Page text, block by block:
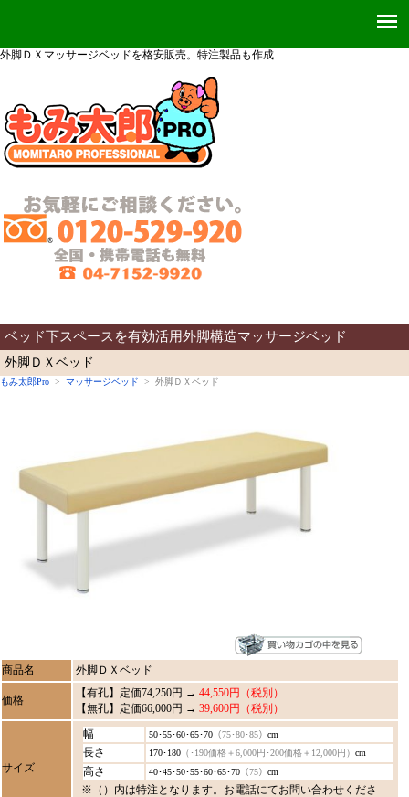
外脚ＤＸマッサージベッドを格安販売。特注製品も作成
ベッド下スペースを有効活用外脚構造マッサージベッド
外脚ＤＸベッド
もみ太郎Pro > マッサージベッド > 外脚ＤＸベッド
商品名 外脚ＤＸベッド
価格
【有孔】定価74,250円 → 44,550円（税別）
【無孔】定価66,000円 → 39,600円（税別）
サイズ
幅 50･55･60･65･70 （75･80･85） cm
長さ 170･180 （･190価格＋6,000円･200価格＋12,000円） cm
高さ 40･45･50･55･60･65･70 （75） cm
※（）内は特注となります。お電話にてお問い合わせくださ